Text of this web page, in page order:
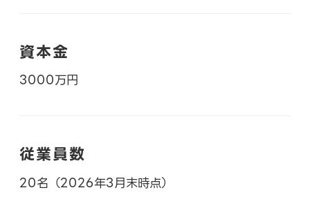
資本金
3000万円
従業員数
20名（2026年3月末時点）